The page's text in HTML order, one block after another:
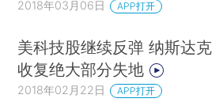
2018年03月06日 APP打开
美科技股继续反弹 纳斯达克
收复绝大部分失地
2018年02月22日 APP打开